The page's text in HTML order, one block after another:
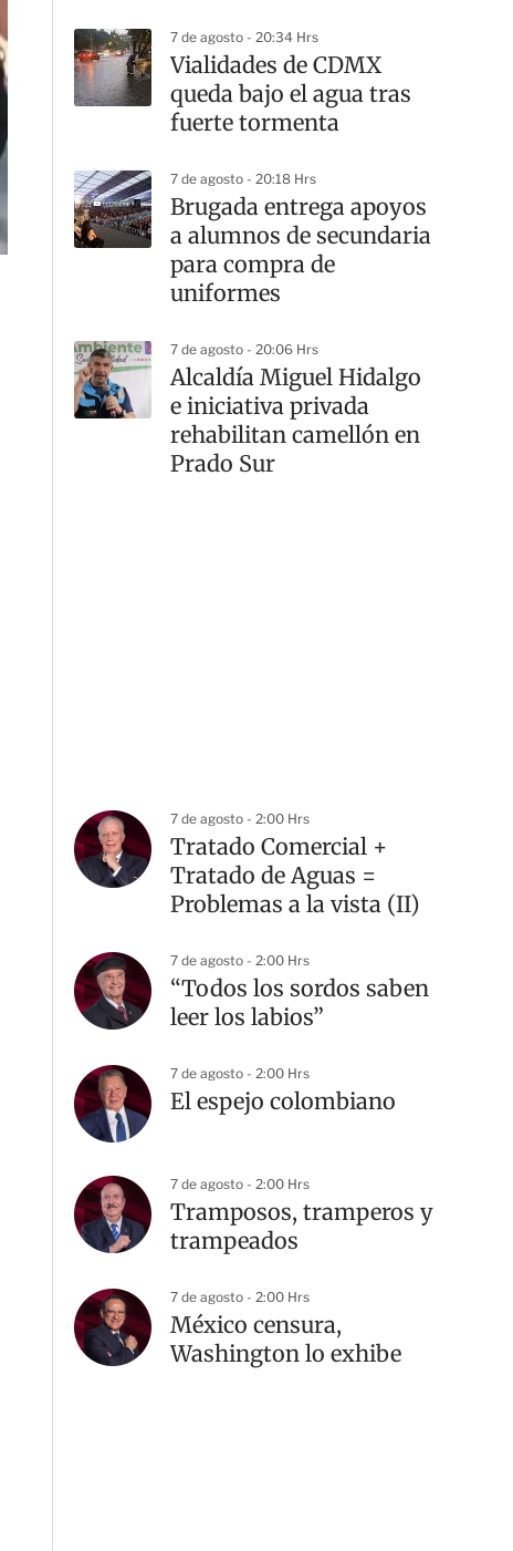
7 de agosto - 20:34 Hrs
Vialidades de CDMX
queda bajo el agua tras
fuerte tormenta
7 de agosto - 20:18 Hrs
Brugada entrega apoyos
a alumnos de secundaria
para compra de
uniformes
7 de agosto - 20:06 Hrs
Alcaldía Miguel Hidalgo
e iniciativa privada
rehabilitan camellón en
Prado Sur
7 de agosto - 2:00 Hrs
Tratado Comercial +
Tratado de Aguas =
Problemas a la vista (II)
7 de agosto - 2:00 Hrs
“Todos los sordos saben
leer los labios”
7 de agosto - 2:00 Hrs
El espejo colombiano
7 de agosto - 2:00 Hrs
Tramposos, tramperos y
trampeados
7 de agosto - 2:00 Hrs
México censura,
Washington lo exhibe